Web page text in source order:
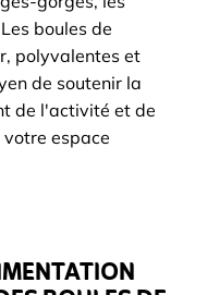
boules de
polyvalentes et
de soutenir la
de l'activité et de
espace